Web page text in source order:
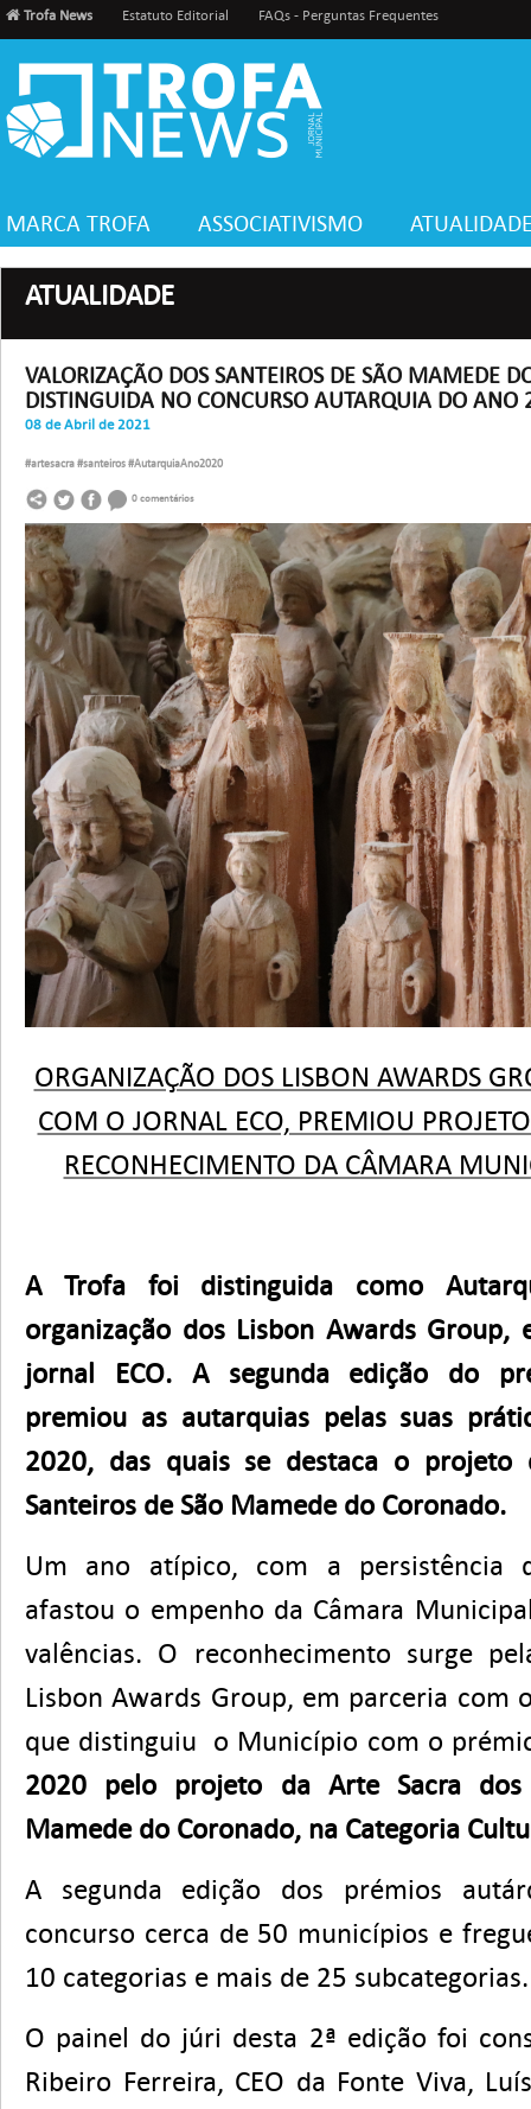
Trofa News Estatuto Editorial FAQs - Perguntas Frequentes
MARCA TROFA ASSOCIATIVISMO
ATUALIDADE
VALORIZAÇÃO DOS SANTEIROS DE SÃO MAMEDE
DISTINGUIDA NO CONCURSO AUTARQUIA DO ANO
08 de Abril de 2021
#artesacra #santeiros #AutarquiaAno2020
0 comentários
ORGANIZAÇÃO DOS LISBON AWARDS
COM O JORNAL ECO, PREMIOU
RECONHECIMENTO DA CÂMARA
A Trofa foi distinguida como
organização dos Lisbon Awards Group,
jornal ECO. A segunda edição do
premiou as autarquias pelas suas
2020, das quais se destaca o projeto
Santeiros de São Mamede do Coronado.
Um ano atípico, com a persistência
afastou o empenho da Câmara
valências. O reconhecimento surge
Lisbon Awards Group, em parceria com
que distinguiu o Município com o
2020 pelo projeto da Arte Sacra dos
Mamede do Coronado, na Categoria
A segunda edição dos prémios
concurso cerca de 50 municípios e
10 categorias e mais de 25 subcategorias.
O painel do júri desta 2ª edição foi
Ribeiro Ferreira, CEO da Fonte Viva,